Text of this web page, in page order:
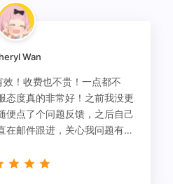
Wan
！收费也不贵！一点都不
态度真的非常好！之前我没更
便点了个问题反馈，之后自己
在邮件跟进，关心我问题有没